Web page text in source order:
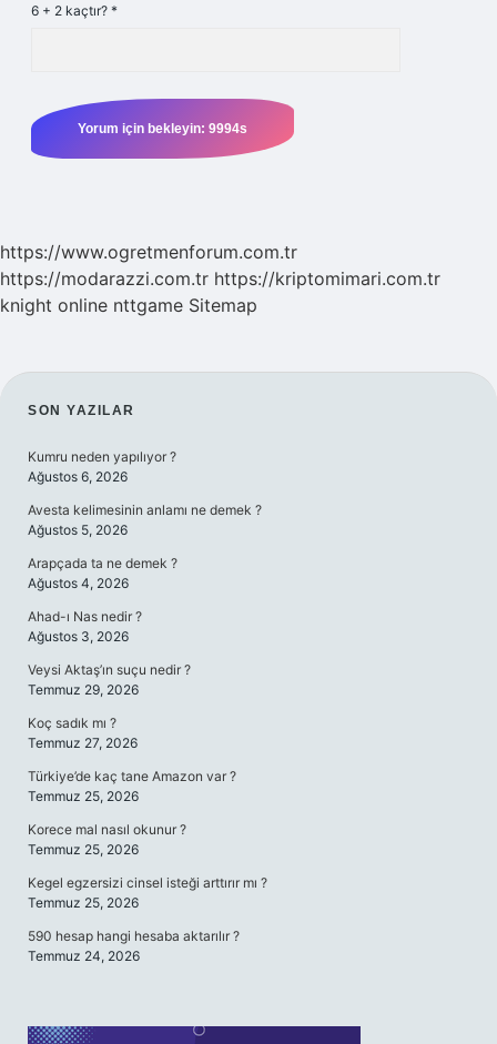
6 + 2 kaçtır? *
https://www.ogretmenforum.com.tr
https://modarazzi.com.tr https://kriptomimari.com.tr
knight online nttgame Sitemap
SIDEBAR
SON YAZILAR
Kumru neden yapılıyor ?
Ağustos 6, 2026
Avesta kelimesinin anlamı ne demek ?
Ağustos 5, 2026
Arapçada ta ne demek ?
Ağustos 4, 2026
Ahad-ı Nas nedir ?
Ağustos 3, 2026
Veysi Aktaş’ın suçu nedir ?
Temmuz 29, 2026
Koç sadık mı ?
Temmuz 27, 2026
Türkiye’de kaç tane Amazon var ?
Temmuz 25, 2026
Korece mal nasıl okunur ?
Temmuz 25, 2026
Kegel egzersizi cinsel isteği arttırır mı ?
Temmuz 25, 2026
590 hesap hangi hesaba aktarılır ?
Temmuz 24, 2026